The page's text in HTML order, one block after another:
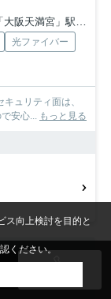
天満宮」駅 徒歩7分
光ファイバー
ュリティ面は、
安心... もっと見る
ス向上検討を目的と
ください。